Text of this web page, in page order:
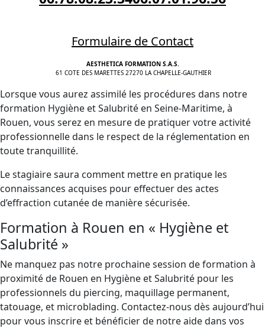
Formulaire de Contact
AESTHETICA FORMATION S.A.S.
61 COTE DES MARETTES 27270 LA CHAPELLE-GAUTHIER
Lorsque vous aurez assimilé les procédures dans notre
formation Hygiène et Salubrité en Seine-Maritime, à
Rouen, vous serez en mesure de pratiquer votre activité
professionnelle dans le respect de la réglementation en
toute tranquillité.
Le stagiaire saura comment mettre en pratique les
connaissances acquises pour effectuer des actes
d’effraction cutanée de manière sécurisée.
Formation à Rouen en « Hygiène et
Salubrité »
Ne manquez pas notre prochaine session de formation à
proximité de Rouen en Hygiène et Salubrité pour les
professionnels du piercing, maquillage permanent,
tatouage, et microblading. Contactez-nous dès aujourd’hui
pour vous inscrire et bénéficier de notre aide dans vos